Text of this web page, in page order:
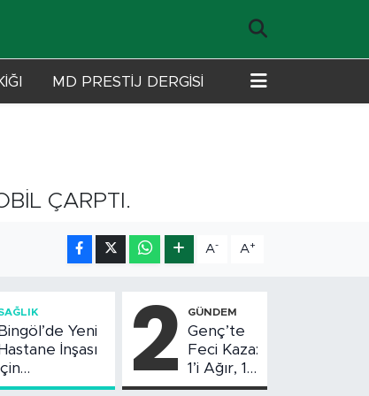
MD PRESTİJ DERGİSİ
ÇARPTI.
A- A+
Bingöl’de Yeni
Hastane İnşası
İçin
2 GÜNDEM
Genç’te
Feci Kaza:
1’i Ağır, 10
Yaralı